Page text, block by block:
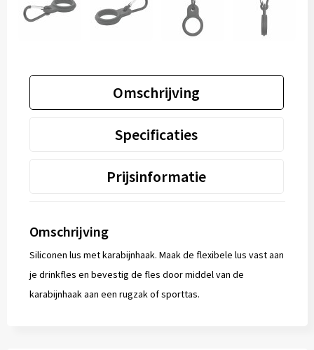
Omschrijving
Specificaties
Prijsinformatie
Omschrijving
Siliconen lus met karabijnhaak. Maak de flexibele lus vast aan
je drinkfles en bevestig de fles door middel van de
karabijnhaak aan een rugzak of sporttas.